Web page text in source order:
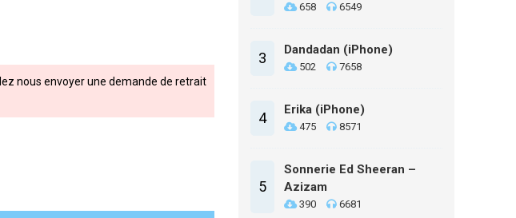
nous envoyer une demande de retrait
658 6549
3 Dandadan (iPhone)
502 7658
4 Erika (iPhone)
475 8571
5
Sonnerie Ed Sheeran –
Azizam
390 6681